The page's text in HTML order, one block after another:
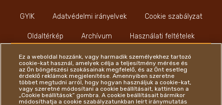
GYIK Adatvédelmi irányelvek Cookie szabályzat
Oldaltérkép Archívum Használati feltételek
Impresszum
Ez a weboldal hozzánk, vagy harmadik személyekhez tartozó
cookie-kat használ, amelyek célja a teljesítmény mérése és
az Ön böngészési szokásainak megfelelő, és az Önt esetleg
érdeklő reklámok megjelenítése. Amennyiben szeretne
többet megtudni arról, hogy hogyan használjuk a cookie-kat,
vagy szeretné módosítani a cookie beállításait, kattintson a
„Cookie beállítások” gombra. A cookie beállításait bármikor
módosíthatja a cookie szabályzatunkban leírt iránymutatás